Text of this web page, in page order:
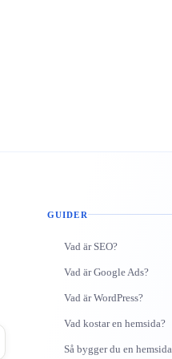
GUIDER
Vad är SEO?
Vad är Google Ads?
Vad är WordPress?
Vad kostar en hemsida?
Så bygger du en hemsida